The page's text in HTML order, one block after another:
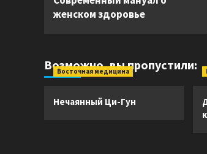
женском здоровье
Возможно, вы пропустили:
Восточная медицина
Нечаянный Ци-Гун